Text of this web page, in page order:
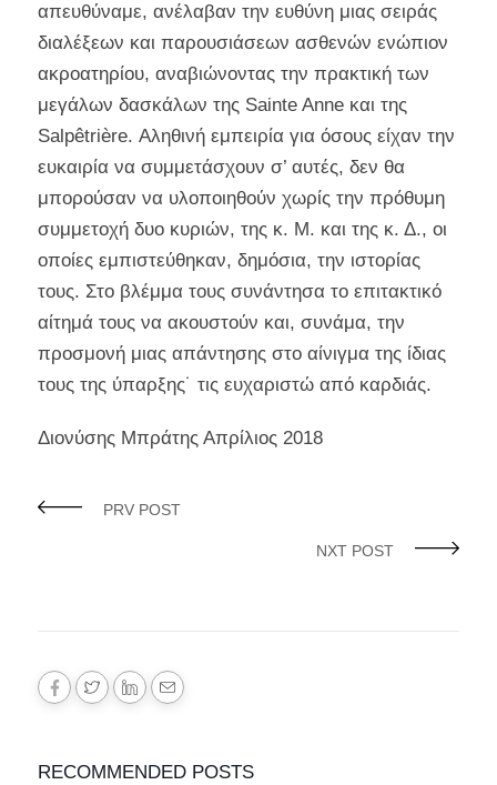
απευθύναμε, ανέλαβαν την ευθύνη μιας σειράς
διαλέξεων και παρουσιάσεων ασθενών ενώπιον
ακροατηρίου, αναβιώνοντας την πρακτική των
μεγάλων δασκάλων της Sainte Anne και της
Salpêtrière. Αληθινή εμπειρία για όσους είχαν την
ευκαιρία να συμμετάσχουν σ’ αυτές, δεν θα
μπορούσαν να υλοποιηθούν χωρίς την πρόθυμη
συμμετοχή δυο κυριών, της κ. Μ. και της κ. Δ., οι
οποίες εμπιστεύθηκαν, δημόσια, την ιστορίας
τους. Στο βλέμμα τους συνάντησα το επιτακτικό
αίτημά τους να ακουστούν και, συνάμα, την
προσμονή μιας απάντησης στο αίνιγμα της ίδιας
τους της ύπαρξης˙ τις ευχαριστώ από καρδιάς.
Διονύσης Μπράτης Απρίλιος 2018
PRV POST
NXT POST
RECOMMENDED POSTS